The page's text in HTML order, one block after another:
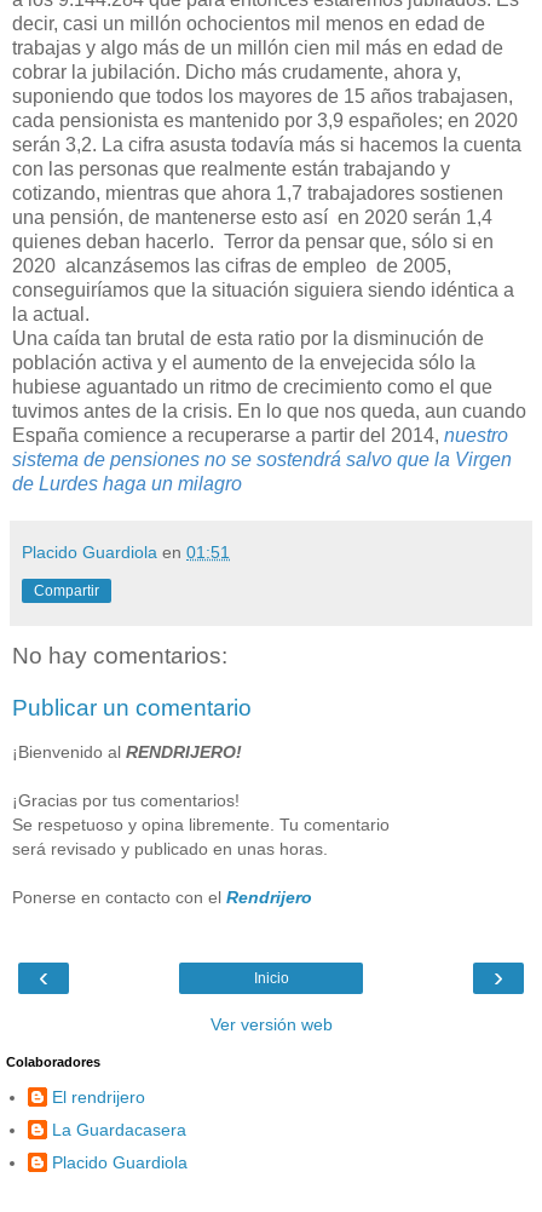
decir, casi un millón ochocientos mil menos en edad de
trabajas y algo más de un millón cien mil más en edad de
cobrar la jubilación. Dicho más crudamente, ahora y,
suponiendo que todos los mayores de 15 años trabajasen,
cada pensionista es mantenido por 3,9 españoles; en 2020
serán 3,2. La cifra asusta todavía más si hacemos la cuenta
con las personas que realmente están trabajando y
cotizando, mientras que ahora 1,7 trabajadores sostienen
una pensión, de mantenerse esto así en 2020 serán 1,4
quienes deban hacerlo. Terror da pensar que, sólo si en
2020 alcanzásemos las cifras de empleo de 2005,
conseguiríamos que la situación siguiera siendo idéntica a
la actual.
Una caída tan brutal de esta ratio por la disminución de
población activa y el aumento de la envejecida sólo la
hubiese aguantado un ritmo de crecimiento como el que
tuvimos antes de la crisis. En lo que nos queda, aun cuando
España comience a recuperarse a partir del 2014, nuestro
sistema de pensiones no se sostendrá salvo que la Virgen
de Lurdes haga un milagro
Placido Guardiola en 01:51
Compartir
No hay comentarios:
Publicar un comentario
¡Bienvenido al RENDRIJERO!
¡Gracias por tus comentarios!
Se respetuoso y opina libremente. Tu comentario
será revisado y publicado en unas horas.
Ponerse en contacto con el Rendrijero
‹ ›
Inicio
Ver versión web
Colaboradores
El rendrijero
La Guardacasera
Placido Guardiola